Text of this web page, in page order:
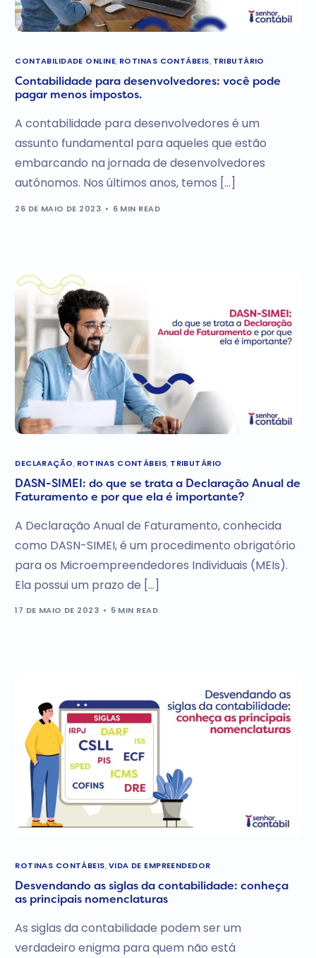
CONTABILIDADE ONLINE, ROTINAS CONTÁBEIS, TRIBUTÁRIO
Contabilidade para desenvolvedores: você pode
pagar menos impostos.
A contabilidade para desenvolvedores é um
assunto fundamental para aqueles que estão
embarcando na jornada de desenvolvedores
autônomos. Nos últimos anos, temos […]
26 DE MAIO DE 2023 6 MIN READ
DECLARAÇÃO, ROTINAS CONTÁBEIS, TRIBUTÁRIO
DASN-SIMEI: do que se trata a Declaração Anual de
Faturamento e por que ela é importante?
A Declaração Anual de Faturamento, conhecida
como DASN-SIMEI, é um procedimento obrigatório
para os Microempreendedores Individuais (MEIs).
Ela possui um prazo de […]
17 DE MAIO DE 2023 5 MIN READ
ROTINAS CONTÁBEIS,VIDA DE EMPREENDEDOR
Desvendando as siglas da contabilidade: conheça
as principais nomenclaturas
As siglas da contabilidade podem ser um
verdadeiro enigma para quem não está